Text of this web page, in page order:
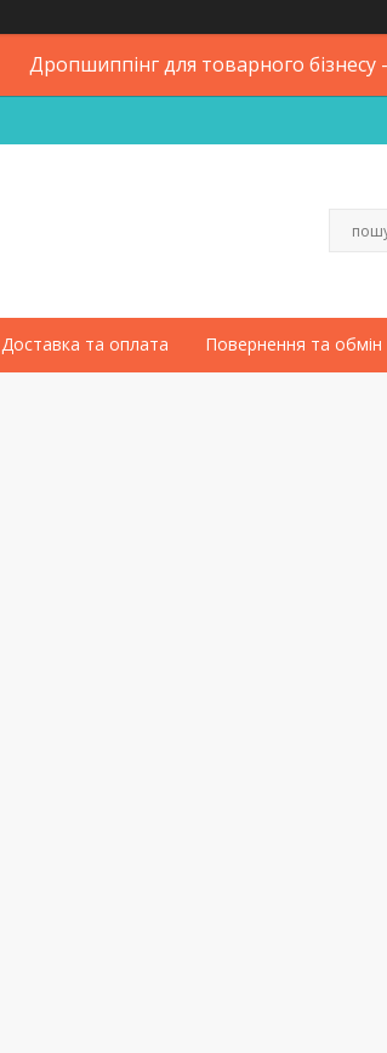
Дропшиппінг для товарного бізнесу
Доставка та оплата Повернення та обмін